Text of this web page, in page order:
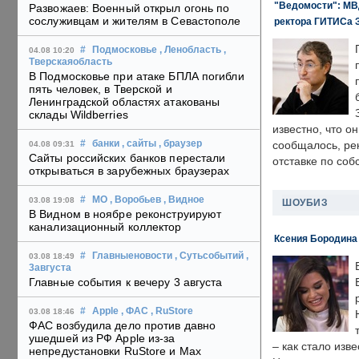
Развожаев: Военный открыл огонь по
сослуживцам и жителям в Севастополе
04.08 10:20 # Подмосковье , Ленобласть ,
Тверскаяобласть
В Подмосковье при атаке БПЛА погибли
пять человек, в Тверской и
Ленинградской областях атакованы
склады Wildberries
04.08 09:31 # банки , сайты , браузер
Сайты российских банков перестали
открываться в зарубежных браузерах
03.08 19:08 # МО , Воробьев , Видное
В Видном в ноябре реконструируют
канализационный коллектор
03.08 18:49 # Главныеновости , Сутьсобытий ,
3августа
Главные события к вечеру 3 августа
03.08 18:46 # Apple , ФАС , RuStore
ФАС возбудила дело против давно
ушедшей из РФ Apple из-за
непредустановки RuStore и Max
"Ведомости":
ректора ГИТИСа
известно, что
сообщалось,
отставке по
ШОУБИЗ
Ксения
– как стало